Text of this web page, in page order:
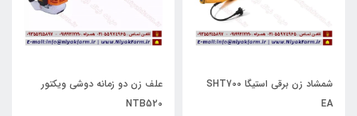
شمشاد زن برقی استیگا SHT700
EA
علف زن دو زمانه دوشی ویکتور
NTB520